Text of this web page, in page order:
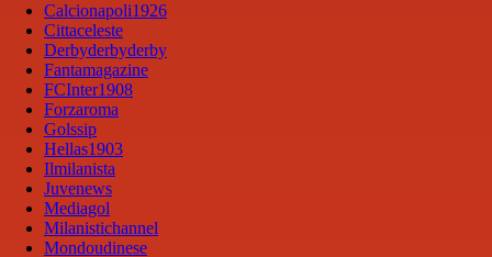
Calcionapoli1926
Cittaceleste
Derbyderbyderby
Fantamagazine
FCInter1908
Forzaroma
Golssip
Hellas1903
Ilmilanista
Juvenews
Mediagol
Milanistichannel
Mondoudinese